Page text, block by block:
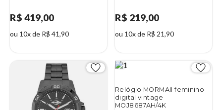
R$ 419,00
ou 10x de R$ 41,90
R$ 219,00
ou 10x de R$ 21,90
Relógio MORMAII feminino
digital vintage
MOJ8687AH/4K